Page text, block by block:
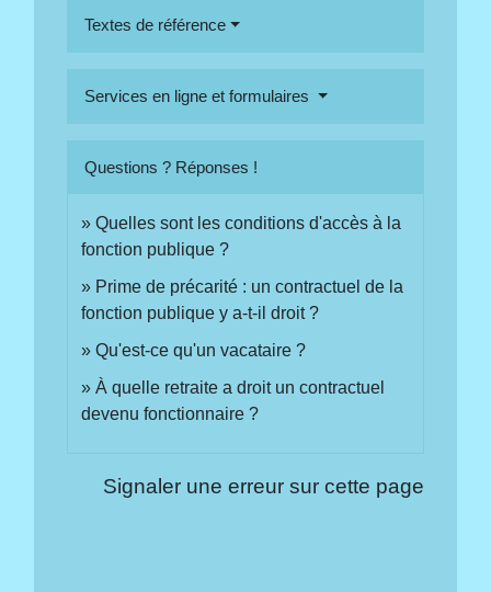
Textes de référence
Services en ligne et formulaires
Questions ? Réponses !
Quelles sont les conditions d'accès à la
fonction publique ?
Prime de précarité : un contractuel de la
fonction publique y a-t-il droit ?
Qu'est-ce qu'un vacataire ?
À quelle retraite a droit un contractuel
devenu fonctionnaire ?
Signaler une erreur sur cette page